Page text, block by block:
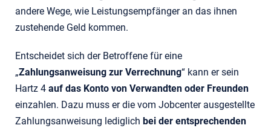
andere Wege, wie Leistungsempfänger an das ihnen
zustehende Geld kommen.
Entscheidet sich der Betroffene für eine
„Zahlungsanweisung zur Verrechnung“ kann er sein
Hartz 4 auf das Konto von Verwandten oder Freunden
einzahlen. Dazu muss er die vom Jobcenter ausgestellte
Zahlungsanweisung lediglich bei der entsprechenden